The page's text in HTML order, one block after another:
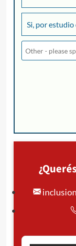
Si, por